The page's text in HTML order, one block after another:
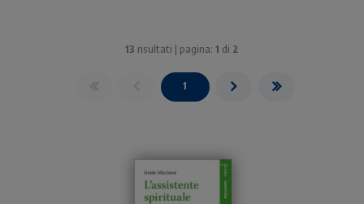
13 risultati | pagina: 1 di 2
1